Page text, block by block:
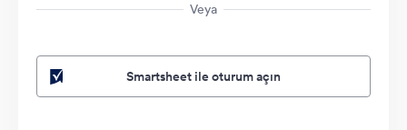
Veya
Smartsheet ile oturum açın